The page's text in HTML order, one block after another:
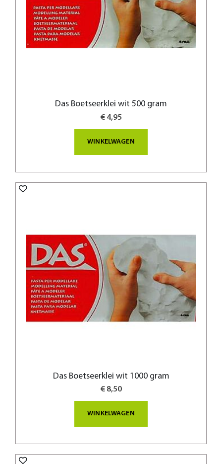
Das Boetseerklei wit 500 gram
€ 4,95
WINKELWAGEN
Das Boetseerklei wit 1000 gram
€ 8,50
WINKELWAGEN